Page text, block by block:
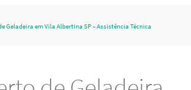
Geladeira em Vila Albertina SP – Assistência Técnica